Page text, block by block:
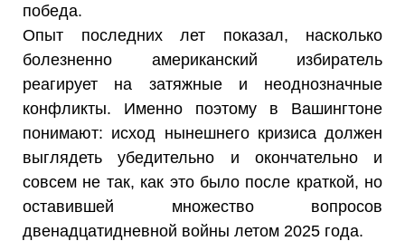
победа.
Опыт последних лет показал, насколько
болезненно американский избиратель
реагирует на затяжные и неоднозначные
конфликты. Именно поэтому в Вашингтоне
понимают: исход нынешнего кризиса должен
выглядеть убедительно и окончательно и
совсем не так, как это было после краткой, но
оставившей множество вопросов
двенадцатидневной войны летом 2025 года.